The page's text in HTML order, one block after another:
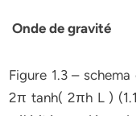
Onde de gravité
Figure 1.3 –
2π tanh( 2πh L )